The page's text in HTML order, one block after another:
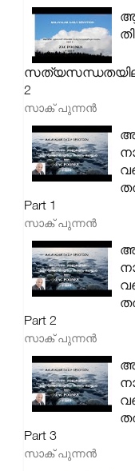
2
സാക് പുന്നൻ
Part 1
സാക് പുന്നൻ
Part 2
സാക് പുന്നൻ
Part 3
സാക് പുന്നൻ